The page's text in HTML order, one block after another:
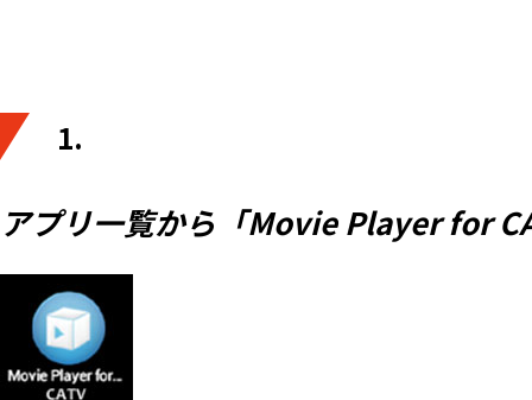
1.
アプリ一覧から「Movie Player for